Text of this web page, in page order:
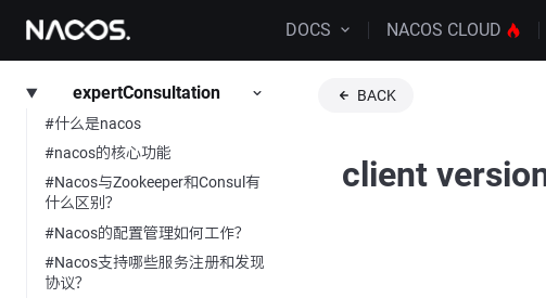
DOCS NACOS CLOUD
expertConsultation
#什么是nacos
#nacos的核心功能
#Nacos与Zookeeper和Consul有
什么区别？
#Nacos的配置管理如何工作？
#Nacos支持哪些服务注册和发现
协议？
BACK
client